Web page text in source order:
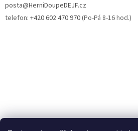
posta@HerniDoupeDEJF.cz
telefon: +420 602 470 970(Po-Pá 8-16 hod.)